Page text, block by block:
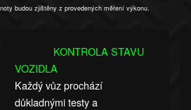
budou zjištěny z provedených měření výkonu.
KONTROLA STAVU
VOZIDLA
Každý vůz prochází
důkladnými testy a